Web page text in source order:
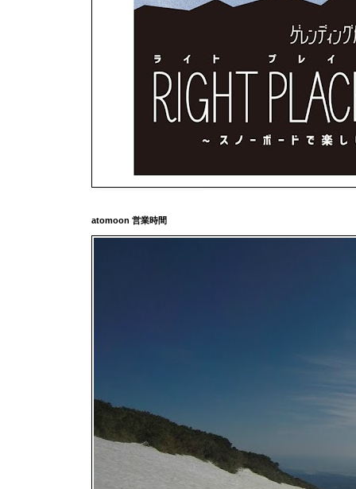
atomoon 営業時間